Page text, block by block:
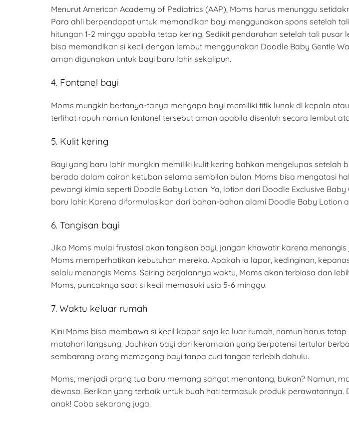
Menurut American Academy of Pediatrics (AAP), Moms harus menunggu
Para ahli berpendapat untuk memandikan bayi menggunakan spons setelah
hitungan 1-2 minggu apabila tetap kering. Sedikit pendarahan setelah tali
bisa memandikan si kecil dengan lembut menggunakan Doodle Baby Gentle
aman digunakan untuk bayi baru lahir sekalipun.
4. Fontanel bayi
Moms mungkin bertanya-tanya mengapa bayi memiliki titik lunak di kepala
terlihat rapuh namun fontanel tersebut aman apabila disentuh secara lembut
5. Kulit kering
Bayi yang baru lahir mungkin memiliki kulit kering bahkan mengelupas
berada dalam cairan ketuban selama sembilan bulan. Moms bisa mengatasi
pewangi kimia seperti Doodle Baby Lotion! Ya, lotion dari Doodle Exclusive
baru lahir. Karena diformulasikan dari bahan-bahan alami Doodle Baby Lotion
6. Tangisan bayi
Jika Moms mulai frustasi akan tangisan bayi, jangan khawatir karena
Moms memperhatikan kebutuhan mereka. Apakah ia lapar, kedinginan,
selalu menangis Moms. Seiring berjalannya waktu, Moms akan terbiasa dan
Moms, puncaknya saat si kecil memasuki usia 5-6 minggu.
7. Waktu keluar rumah
Kini Moms bisa membawa si kecil kapan saja ke luar rumah, namun harus
matahari langsung. Jauhkan bayi dari keramaian yang berpotensi tertular
sembarang orang memegang bayi tanpa cuci tangan terlebih dahulu.
Moms, menjadi orang tua baru memang sangat menantang, bukan? Namun,
dewasa. Berikan yang terbaik untuk buah hati termasuk produk
anak! Coba sekarang juga!